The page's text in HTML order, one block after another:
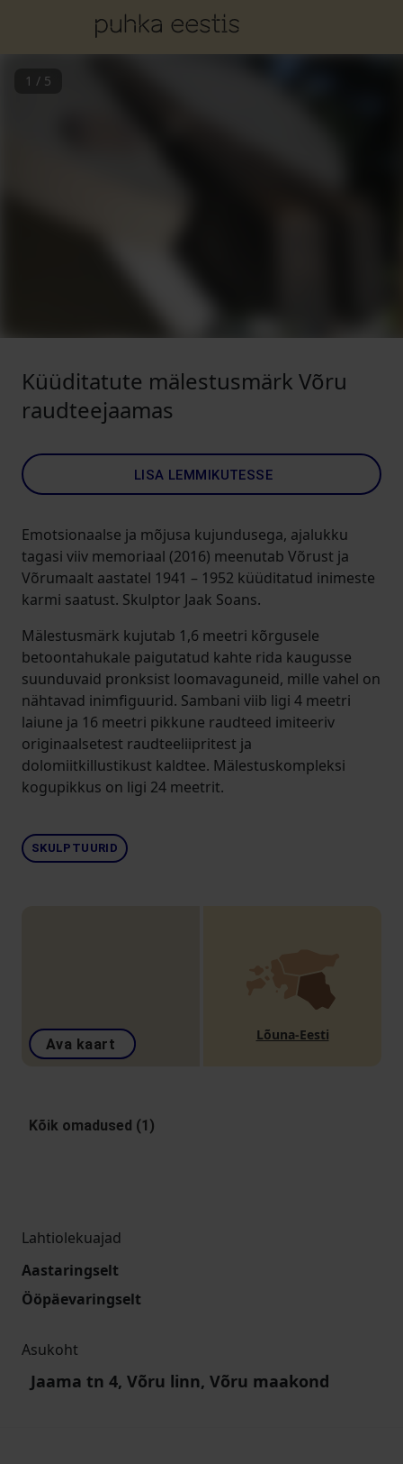
1 / 5
Küüditatute mälestusmärk Võru
raudteejaamas
LISA LEMMIKUTESSE
Emotsionaalse ja mõjusa kujundusega, ajalukku
tagasi viiv memoriaal (2016) meenutab Võrust ja
Võrumaalt aastatel 1941 – 1952 küüditatud inimeste
karmi saatust. Skulptor Jaak Soans.
Mälestusmärk kujutab 1,6 meetri kõrgusele
betoontahukale paigutatud kahte rida kaugusse
suunduvaid pronksist loomavaguneid, mille vahel on
nähtavad inimfiguurid. Sambani viib ligi 4 meetri
laiune ja 16 meetri pikkune raudteed imiteeriv
originaalsetest raudteeliipritest ja
dolomiitkillustikust kaldtee. Mälestuskompleksi
kogupikkus on ligi 24 meetrit.
SKULPTUURID
Ava kaart
Lõuna-Eesti
Kõik omadused (1)
Lahtiolekuajad
Aastaringselt
Ööpäevaringselt
Asukoht
Jaama tn 4, Võru linn, Võru maakond